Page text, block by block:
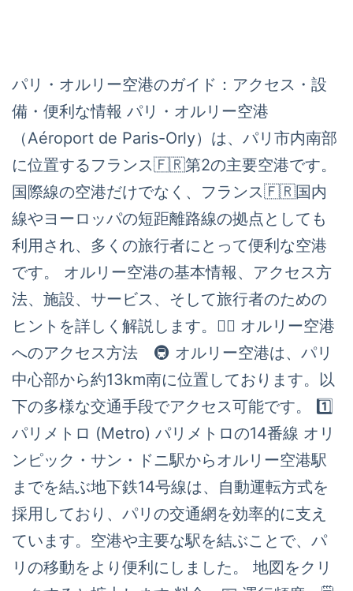
パリ・オルリー空港のガイド：アクセス・設
備・便利な情報 パリ・オルリー空港
（Aéroport de Paris-Orly）は、パリ市内南部
に位置するフランス🇫🇷第2の主要空港です。
国際線の空港だけでなく、フランス🇫🇷国内
線やヨーロッパの短距離路線の拠点としても
利用され、多くの旅行者にとって便利な空港
です。 オルリー空港の基本情報、アクセス方
法、施設、サービス、そして旅行者のための
ヒントを詳しく解説します。🙆‍♂️ オルリー空港
へのアクセス方法 🚇 オルリー空港は、パリ
中心部から約13km南に位置しております。以
下の多様な交通手段でアクセス可能です。 1️⃣
パリメトロ (Metro) パリメトロの14番線 オリ
ンピック・サン・ドニ駅からオルリー空港駅
までを結ぶ地下鉄14号線は、自動運転方式を
採用しており、パリの交通網を効率的に支え
ています。空港や主要な駅を結ぶことで、パ
リの移動をより便利にしました。 地図をクリ